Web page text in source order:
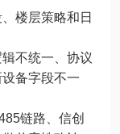
楼层策略和日
不统一、协议
备字段不一
链路、信创